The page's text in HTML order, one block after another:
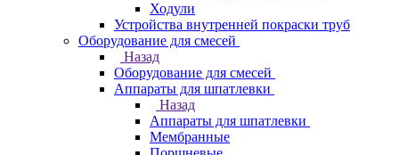
Ходули
Устройства внутренней покраски труб
Оборудование для смесей
Назад
Оборудование для смесей
Аппараты для шпатлевки
Назад
Аппараты для шпатлевки
Мембранные